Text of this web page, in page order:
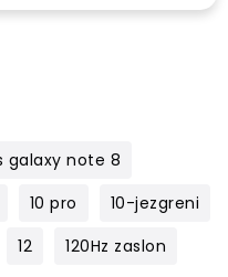
galaxy note 8
10 pro
10-jezgreni
12
120Hz zaslon